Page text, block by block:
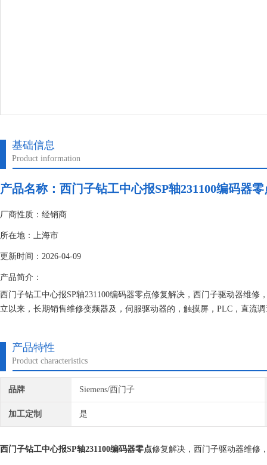
基础信息
Product information
产品名称： 西门子钻工中心报SP轴231100编码器零
厂商性质：经销商
所在地：上海市
更新时间：2026-04-09
产品简介：
西门子钻工中心报SP轴231100编码器零点修复解决，西门子驱动器维
立以来，长期销售维修变频器及，伺服驱动器的，触摸屏，PLC，直流
产品特性
Product characteristics
品牌 Siemens/西门子
加工定制 是
西门子钻工中心报SP轴231100编码器零点修复解决，西门子驱动器维修